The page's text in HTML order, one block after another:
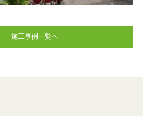
施工事例一覧へ